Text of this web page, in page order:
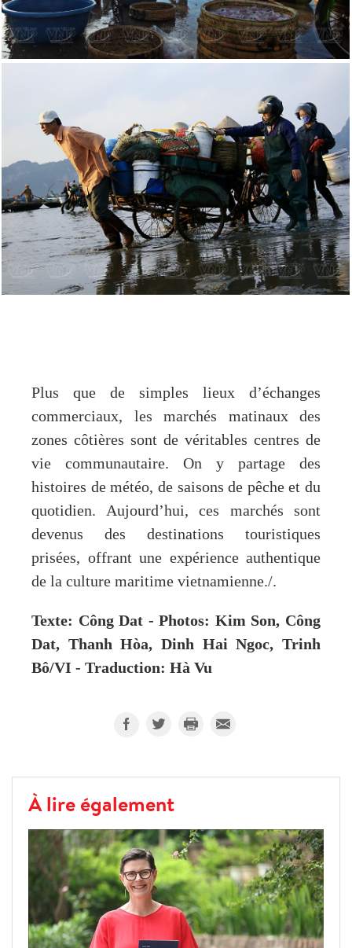
Plus que de simples lieux d’échanges
commerciaux, les marchés matinaux des
zones côtières sont de véritables centres de
vie communautaire. On y partage des
histoires de météo, de saisons de pêche et du
quotidien. Aujourd’hui, ces marchés sont
devenus des destinations touristiques
prisées, offrant une expérience authentique
de la culture maritime vietnamienne./.
Texte: Công Dat - Photos: Kim Son, Công
Dat, Thanh Hòa, Dinh Hai Ngoc, Trinh
Bô/VI - Traduction: Hà Vu
À lire également